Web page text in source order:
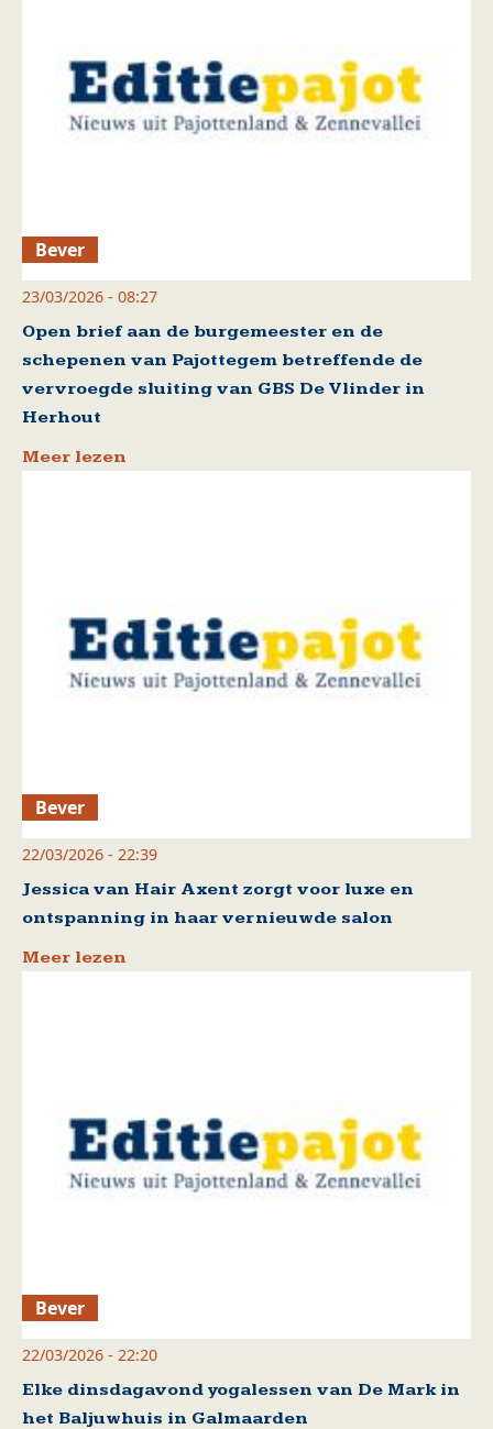
Bever
23/03/2026 - 08:27
Open brief aan de burgemeester en de
schepenen van Pajottegem betreffende de
vervroegde sluiting van GBS De Vlinder in
Herhout
Meer lezen
Bever
22/03/2026 - 22:39
Jessica van Hair Axent zorgt voor luxe en
ontspanning in haar vernieuwde salon
Meer lezen
Bever
22/03/2026 - 22:20
Elke dinsdagavond yogalessen van De Mark in
het Baljuwhuis in Galmaarden